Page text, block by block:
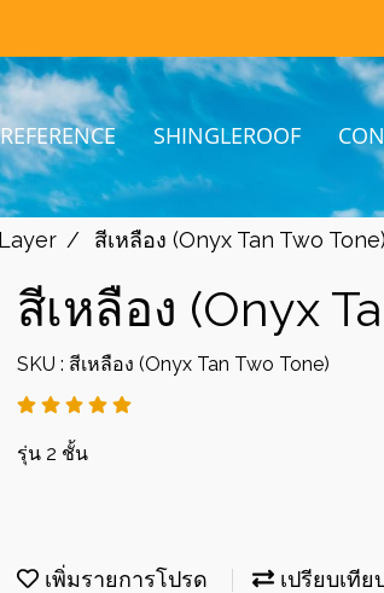
REFERENCE SHINGLEROOF
สีเหลือง (Onyx Tan Two Tone)
สีเหลือง (Onyx
SKU : สีเหลือง (Onyx Tan Two Tone)
รุ่น 2 ชั้น
เพิ่มรายการโปรด เปรียบเทีย